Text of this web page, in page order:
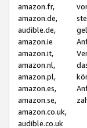
amazon.fr,
amazon.de,
audible.de,
amazon.ie
amazon.it,
amazon.nl,
amazon.pl,
amazon.es,
amazon.se,
amazon.co.uk,
audible.co.uk